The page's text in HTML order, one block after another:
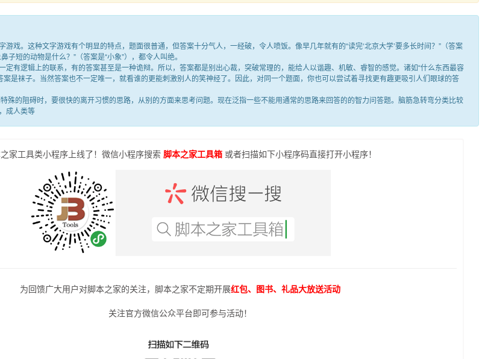
。这种文字游戏有个明显的特点，题面很普通，但答案十分气人，一经破，令人喷饭。像早几年就有的“读完‘北京大学’要多长时间？”（答案
子短的动物是什么？”（答案是“小象”），都令人叫绝。
有逻辑上的联系，有的答案甚至是一种诡辩。所以，答案都是别出心裁，突破常理的，能给人以谐趣、机敏、睿智的感觉。诸如“什么东西最容
案是袜子。当然答案也不一定唯一，就看谁的更能刺激别人的笑神经了。因此，对同一个题面，你也可以尝试着寻找更有趣更吸引人们眼球的答
的阻碍时，要很快的离开习惯的思路，从别的方面来思考问题。现在泛指一些不能用通常的思路来回答的的智力问答题。脑筋急转弯分类比较
成人类等
家工具类小程序上线了！微信小程序搜索 脚本之家工具箱或者扫描如下小程序码直接打开小程序！
为回馈广大用户对脚本之家的关注，脚本之家不定期开展红包、图书、礼品大放送活动
关注官方微信公众平台即可参与活动！